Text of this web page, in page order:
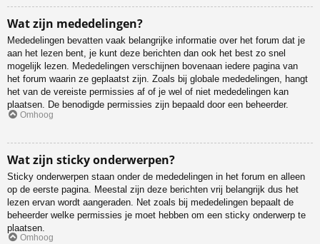
Wat zijn mededelingen?
Mededelingen bevatten vaak belangrijke informatie over het forum dat je
aan het lezen bent, je kunt deze berichten dan ook het best zo snel
mogelijk lezen. Mededelingen verschijnen bovenaan iedere pagina van
het forum waarin ze geplaatst zijn. Zoals bij globale mededelingen, hangt
het van de vereiste permissies af of je wel of niet mededelingen kan
plaatsen. De benodigde permissies zijn bepaald door een beheerder.
Omhoog
Wat zijn sticky onderwerpen?
Sticky onderwerpen staan onder de mededelingen in het forum en alleen
op de eerste pagina. Meestal zijn deze berichten vrij belangrijk dus het
lezen ervan wordt aangeraden. Net zoals bij mededelingen bepaalt de
beheerder welke permissies je moet hebben om een sticky onderwerp te
plaatsen.
Omhoog